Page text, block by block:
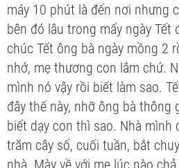
máy 10 phút là đến nơi nhưng
bên đó lâu trong mấy ngày Tết
chúc Tết ông bà ngày mồng 2
nhớ, mẹ thương con lắm chứ.
mình nó vậy rồi biết làm sao.
đây thế này, nhỡ ông bà thông
biết dạy con thì sao. Nhà mình
trăm cây số, cuối tuần, bắt